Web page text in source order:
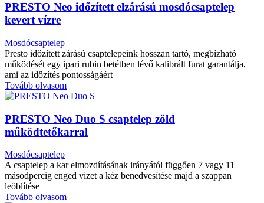
PRESTO Neo időzített elzárású mosdócsaptelep
kevert vízre
Mosdócsaptelep
Presto időzített zárású csaptelepeink hosszan tartó, megbízható
működését egy ipari rubin betétben lévő kalibrált furat garantálja,
ami az időzítés pontosságáért
Tovább olvasom
PRESTO Neo Duo S csaptelep zöld
működtetőkarral
Mosdócsaptelep
A csaptelep a kar elmozdításának irányától függően 7 vagy 11
másodpercig enged vizet a kéz benedvesítése majd a szappan
leöblítése
Tovább olvasom